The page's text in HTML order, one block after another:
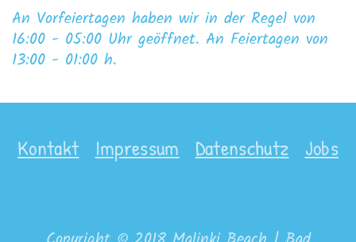
An Vorfeiertagen haben wir in der Regel von
16:00 - 05:00 Uhr geöffnet. An Feiertagen von
13:00 - 01:00 h.
Kontakt Impressum Datenschutz Jobs